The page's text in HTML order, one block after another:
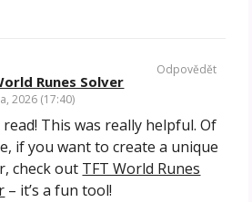
Runes Solver
2026 (17:40)
read! This was really helpful. Of
if you want to create a unique
check out TFT World Runes
– it’s a fun tool!
Odpovědět